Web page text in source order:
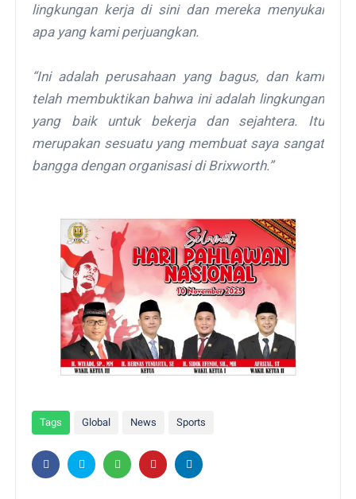
lingkungan kerja di sini dan mereka menyukai
apa yang kami perjuangkan.
“Ini adalah perusahaan yang bagus, dan kami
telah membuktikan bahwa ini adalah lingkungan
yang baik untuk bekerja dan sejahtera. Itu
merupakan sesuatu yang membuat saya sangat
bangga dengan organisasi di Brixworth.”
Tags Global News Sports